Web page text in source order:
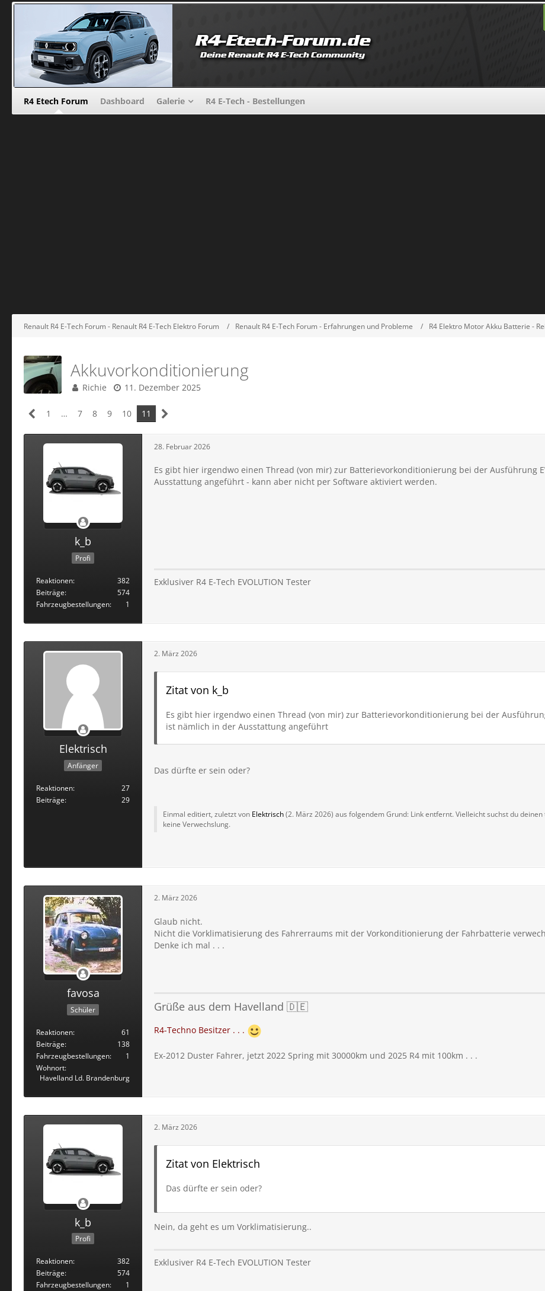
R4 Etech Forum Dashboard Galerie R4 E-Tech - Bestellungen
Renault R4 E-Tech Forum - Renault R4 E-Tech Elektro Forum Renault R4 E-Tech Forum - Erfahrungen und Probleme R4 Elektro Motor Akku Batterie -
Akkuvorkonditionierung
Richie 11. Dezember 2025
1 … 7 8 9 10 11
k_b
Profi
Reaktionen
382
Beiträge
574
Fahrzeugbestellungen
1
28. Februar 2026
Es gibt hier irgendwo einen Thread (von mir) zur Batterievorkonditionierung bei der Ausführung
Ausstattung angeführt - kann aber nicht per Software aktiviert werden.
Exklusiver R4 E-Tech EVOLUTION Tester
Elektrisch
Anfänger
Reaktionen
27
Beiträge
29
2. März 2026
Zitat von k_b
Es gibt hier irgendwo einen Thread (von mir) zur Batterievorkonditionierung bei der
ist nämlich in der Ausstattung angeführt
Das dürfte er sein oder?
Einmal editiert, zuletzt von Elektrisch(2. März 2026) aus folgendem Grund: Link entfernt. Vielleicht suchst du
keine Verwechslung.
favosa
Schüler
Reaktionen
61
Beiträge
138
Fahrzeugbestellungen
1
Wohnort
Havelland Ld. Brandenburg
2. März 2026
Glaub nicht.
Nicht die Vorklimatisierung des Fahrerraums mit der Vorkonditionierung der Fahrbatterie
Denke ich mal . . .
Grüße aus dem Havelland 🇩🇪
R4-Techno Besitzer . . .
Ex-2012 Duster Fahrer, jetzt 2022 Spring mit 30000km und 2025 R4 mit 100km . . .
k_b
Profi
Reaktionen
382
Beiträge
574
Fahrzeugbestellungen
1
2. März 2026
Zitat von Elektrisch
Das dürfte er sein oder?
Nein, da geht es um Vorklimatisierung..
Exklusiver R4 E-Tech EVOLUTION Tester